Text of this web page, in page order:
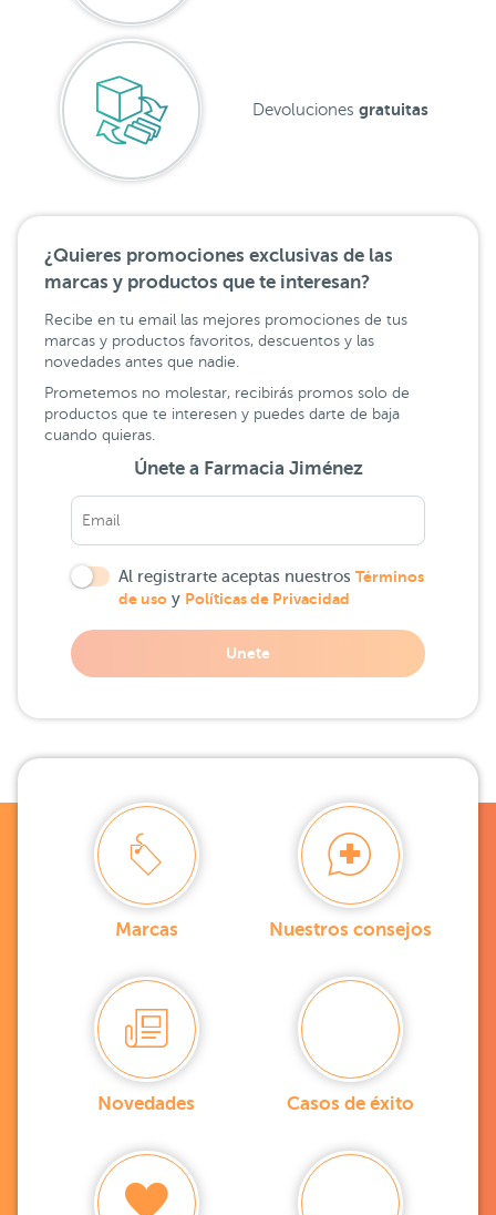
Devoluciones gratuitas
¿Quieres promociones exclusivas de las
marcas y productos que te interesan?
Recibe en tu email las mejores promociones de tus
marcas y productos favoritos, descuentos y las
novedades antes que nadie.
Prometemos no molestar, recibirás promos solo de
productos que te interesen y puedes darte de baja
cuando quieras.
Únete a Farmacia Jiménez
Al registrarte aceptas nuestros Términos
de uso y Políticas de Privacidad
Unete
Marcas Nuestros consejos
Novedades Casos de éxito